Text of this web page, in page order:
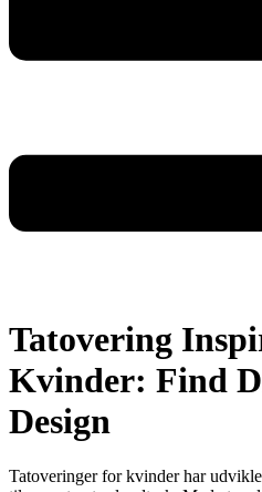
Tatovering
Kvinder: Find
Design
Tatoveringer for kvinder har